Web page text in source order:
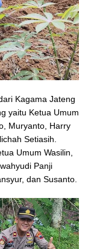
Kagama Jateng
yaitu Ketua Umum
Muryanto, Harry
Setiasih.
Umum Wasilin,
Panji
dan Susanto.